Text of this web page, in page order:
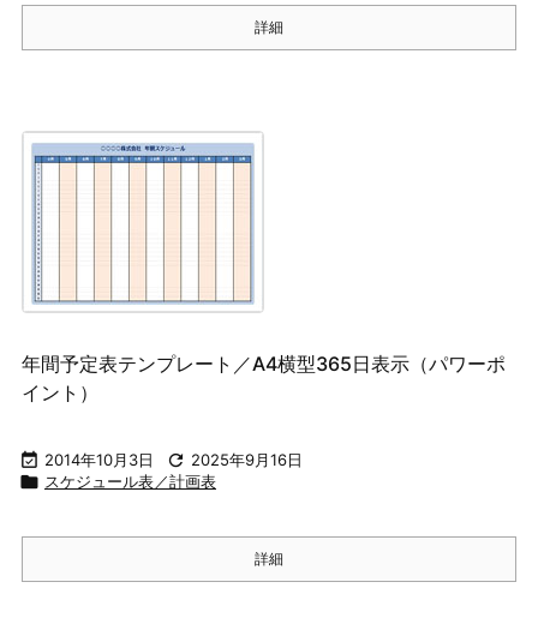
詳細
年間予定表テンプレート／A4横型365日表示（パワーポ
イント）
 2014年10月3日  2025年9月16日
 スケジュール表／計画表
詳細